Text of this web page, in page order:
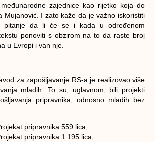
zajednice kao rijetko koja do
Mujanović. I zato kaže da je važno iskoristiti
pitanje da li će se i kada u određenom
ponoviti s obzirom na to da raste broj
u Evropi i van nje.
za zapošljavanje RS-a je realizovao više
mladih. To su, uglavnom, bili projekti
pripravnika, odnosno mladih bez
pripravnika 559 lica;
pripravnika 1.195 lica;